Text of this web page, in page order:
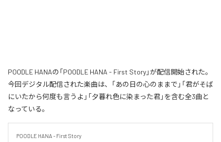
POODLE HANAの「POODLE HANA - First Story」が配信開始された。
今回デジタル配信された楽曲は、「あの日の心のままで」「君がそば
にいたから何度も言うよ」「夕暮れ色に染まった君」を含む全3曲と
なっている。
POODLE HANA - First Story